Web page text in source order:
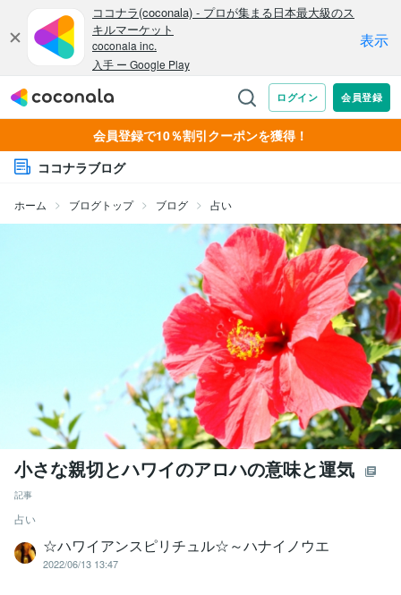
会員登録で10％割引クーポンを獲得！
ココナラブログ
ホーム ブログトップ ブログ 占い
小さな親切とハワイのアロハの意味と運気
記事
占い
☆ハワイアンスピリチュル☆～ハナイノウエ
2022/06/13 13:47